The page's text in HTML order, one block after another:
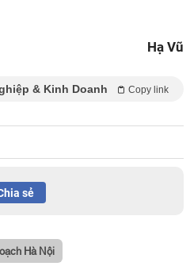
Hạ Vũ
& Kinh Doanh Copy link
sẻ
Hà Nội